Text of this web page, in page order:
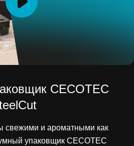
CECOTEC
свежими и ароматными как
упаковщик CECOTEC